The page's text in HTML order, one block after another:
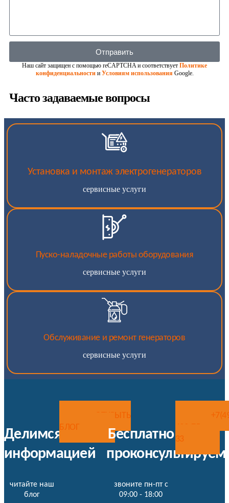
Отправить
Наш сайт защищен с помощью reCAPTCHA и соответствует Политике
конфиденциальностии Условиям использования Google.
Часто задаваемые вопросы
Установка и монтаж электрогенераторов
сервисные услуги
Пуско-наладочные работы оборудования
сервисные услуги
Обслуживание и ремонт генераторов
сервисные услуги
Делимся
информацией
читайте наш
блог
ОТКРЫТЬ
БЛОГ
Бесплатно
проконсультируем
звоните пн-пт с
09:00 - 18:00
33